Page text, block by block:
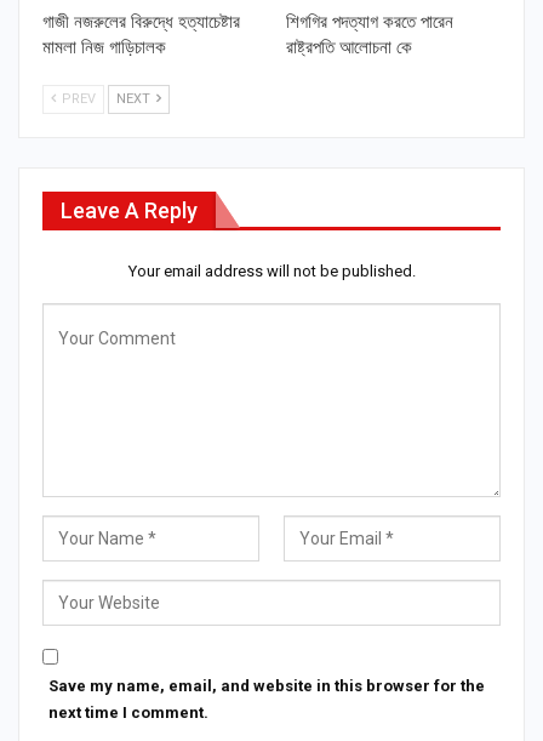
গাজী নজরুলের বিরুদ্ধে হত্যাচেষ্টার
মামলা নিজ গাড়িচালক
শিগগির পদত্যাগ করতে পারেন
রাষ্ট্রপতি আলোচনা কে
PREV NEXT
Leave A Reply
Your email address will not be published.
Save my name, email, and website in this browser for the
next time I comment.